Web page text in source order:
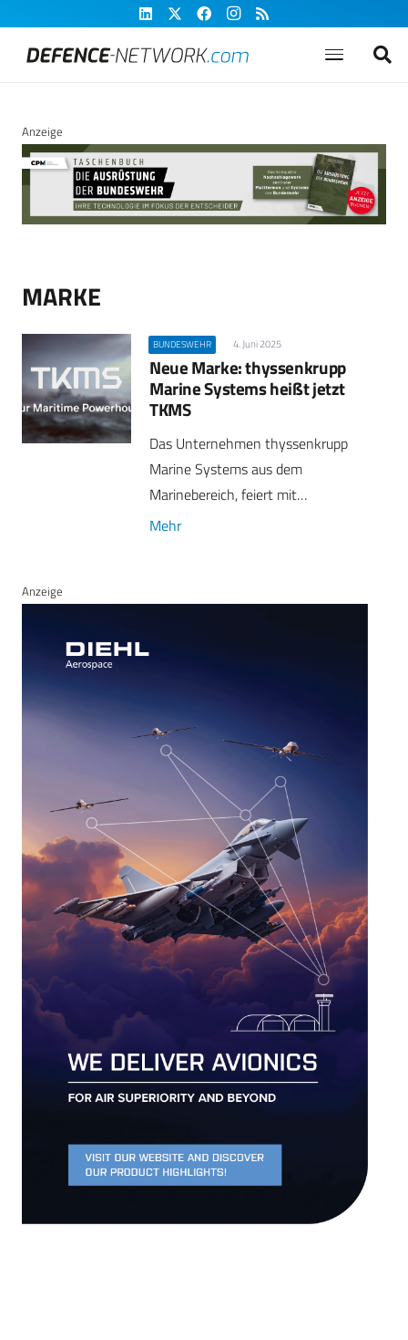
Anzeige
MARKE
BUNDESWEHR 4. Juni 2025
Neue Marke: thyssenkrupp
Marine Systems heißt jetzt
TKMS
Das Unternehmen thyssenkrupp
Marine Systems aus dem
Marinebereich, feiert mit…
Mehr
Anzeige